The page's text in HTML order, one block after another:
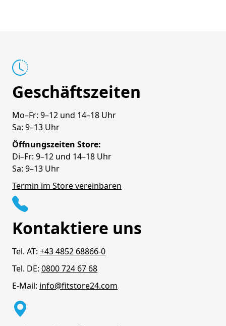
Geschäftszeiten
Mo–Fr: 9–12 und 14–18 Uhr
Sa: 9–13 Uhr
Öffnungszeiten Store:
Di–Fr: 9–12 und 14–18 Uhr
Sa: 9–13 Uhr
Termin im Store vereinbaren
Kontaktiere uns
Tel. AT: +43 4852 68866-0
Tel. DE: 0800 724 67 68
E-Mail: info@fitstore24.com